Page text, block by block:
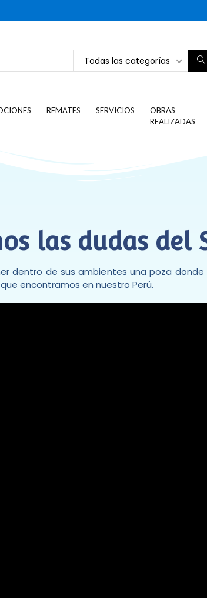
Todas las categorías
REMATES SERVICIOS
OBRAS
REALIZADAS
las dudas del
dentro de sus ambientes una poza
encontramos en nuestro Perú.